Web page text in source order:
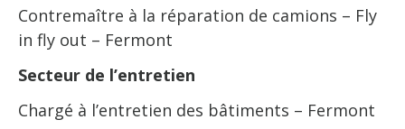
Contremaître à la réparation de camions – Fly
in fly out – Fermont
Secteur de l’entretien
Chargé à l’entretien des bâtiments – Fermont